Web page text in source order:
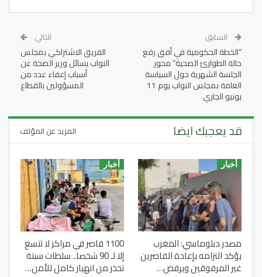
السابق
“الخطة الحكومية في أفق رفع
حالة الطوارئ الصحية” محور
الجلسة الشهرية حول السياسة
العامة بمجلس النواب يوم 11
يونيو الجاري
التالي
الفريق الاشتراكي بمجلس
النواب يسائل وزير الصحة عن
أسباب إعفاء عدد من
المسؤولين بالقطاع
قد يعجبك ايضا المزيد عن المؤلف
أخبار
مصدر دبلوماسي: المغرب
يؤكد التزامه بإعادة القاصرين
غير المرفوقين ويرفض…
أخبار
1100 قاصر في مراكز لا تتسع
إلا لـ 90 شخصا.. سلطات سبتة
تحذر من انهيار كامل للأمن…